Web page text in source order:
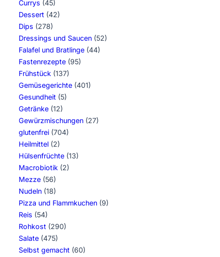
Currys (45)
Dessert (42)
Dips (278)
Dressings und Saucen (52)
Falafel und Bratlinge (44)
Fastenrezepte (95)
Frühstück (137)
Gemüsegerichte (401)
Gesundheit (5)
Getränke (12)
Gewürzmischungen (27)
glutenfrei (704)
Heilmittel (2)
Hülsenfrüchte (13)
Macrobiotik (2)
Mezze (56)
Nudeln (18)
Pizza und Flammkuchen (9)
Reis (54)
Rohkost (290)
Salate (475)
Selbst gemacht (60)